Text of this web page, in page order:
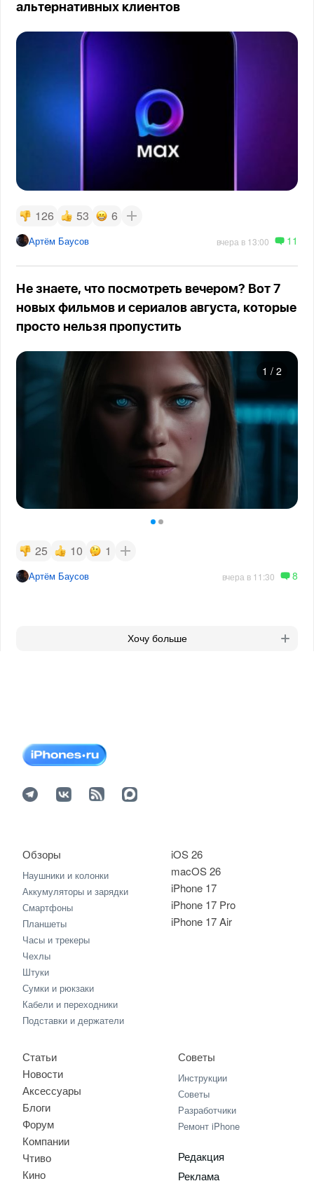
альтернативных клиентов
126 53 6
Артём Баусов вчера в 13:00 11
Не знаете, что посмотреть вечером? Вот 7
новых фильмов и сериалов августа, которые
просто нельзя пропустить
1 / 2
25 10 1
Артём Баусов вчера в 11:30 8
Хочу больше
iOS 26
macOS 26
iPhone 17
iPhone 17 Pro
iPhone 17 Air
Обзоры
Наушники и колонки
Аккумуляторы и зарядки
Смартфоны
Планшеты
Часы и трекеры
Чехлы
Штуки
Сумки и рюкзаки
Кабели и переходники
Подставки и держатели
Статьи
Новости
Аксессуары
Блоги
Форум
Компании
Чтиво
Кино
Советы
Инструкции
Советы
Разработчики
Ремонт iPhone
Редакция
Реклама